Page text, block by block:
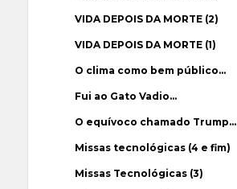
VIDA DEPOIS DA MORTE (2)
VIDA DEPOIS DA MORTE (1)
O clima como bem público…
Fui ao Gato Vadio…
O equívoco chamado Trump…
Missas tecnológicas (4 e fim)
Missas Tecnológicas (3)